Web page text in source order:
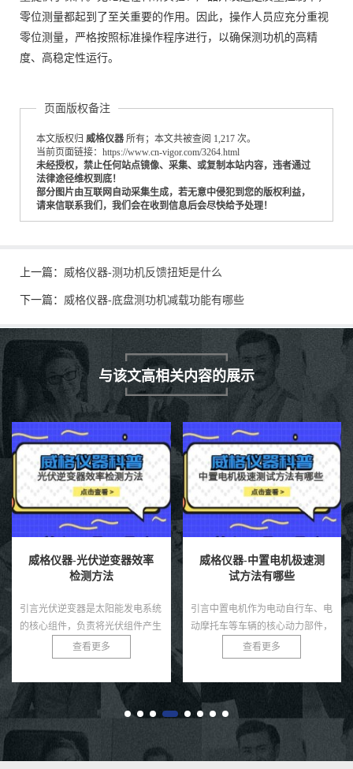
零位测量都起到了至关重要的作用。因此，操作人员应充分重视
零位测量，严格按照标准操作程序进行，以确保测功机的高精
度、高稳定性运行。
页面版权备注
本文版权归 威格仪器 所有；本文共被查阅 1,217 次。
当前页面链接：https://www.cn-vigor.com/3264.html
未经授权，禁止任何站点镜像、采集、或复制本站内容，违者通过
法律途径维权到底！
部分图片由互联网自动采集生成，若无意中侵犯到您的版权利益，
请来信联系我们，我们会在收到信息后会尽快给予处理！
上一篇： 威格仪器-测功机反馈扭矩是什么
下一篇： 威格仪器-底盘测功机减载功能有哪些
与该文高相关内容的展示
威格仪器-中置电机极速测
试方法有哪些
引言中置电机作为电动自行车、电
动摩托车等车辆的核心动力部件，
因其高效的动力传输和优化的重心
分布而备受青睐。在高性能应用场
查看更多
威格仪器-修正正弦波逆变
器测试方法
引言修正正弦波逆变器是一种广泛
应用于家用电器、车载电源和小型
太阳能系统中的电力转换设备，相
较于纯正弦波逆变器，其成本较低
求...
查看更多